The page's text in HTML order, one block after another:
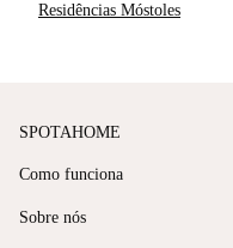
Residências Móstoles
SPOTAHOME
Como funciona
Sobre nós